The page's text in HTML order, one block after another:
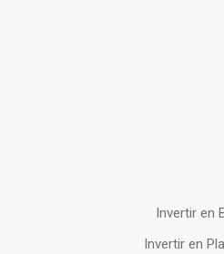
Invertir en
Invertir en